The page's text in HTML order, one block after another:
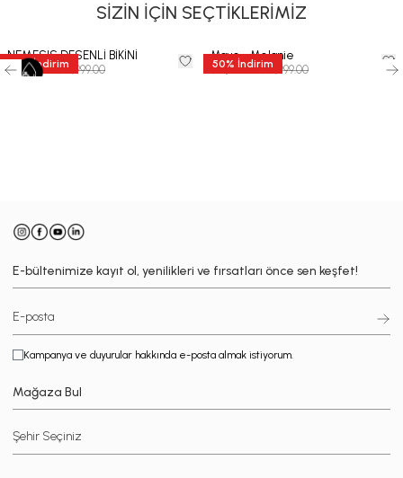
SİZİN İÇİN SEÇTİKLERİMİZ
35%İndirim
NEMESIS DESENLİ BİKİNİ
₺ 7,799.35 ₺ 11,999.00 50% İndirim
Mayo - Melanie
₺ 3,999.50 ₺ 7,999.00
E-bültenimize kayıt ol, yenilikleri ve fırsatları önce sen keşfet!
Kampanya ve duyurular hakkında e-posta almak istiyorum.
Mağaza Bul